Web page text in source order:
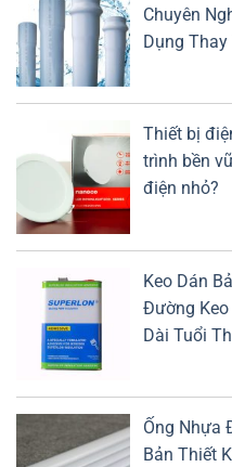
Chuyên
Dụng Thay
Thiết bị
trình bền
điện nhỏ?
Keo Dán
Đường Keo
Dài Tuổi
Ống Nhựa
Bản Thiết